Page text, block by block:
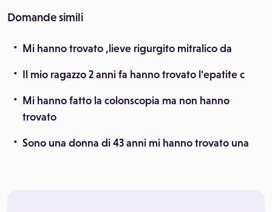
Domande simili
Mi hanno trovato ,lieve rigurgito mitralico da
Il mio ragazzo 2 anni fa hanno trovato l'epatite c
Mi hanno fatto la colonscopia ma non hanno
trovato
Sono una donna di 43 anni mi hanno trovato una